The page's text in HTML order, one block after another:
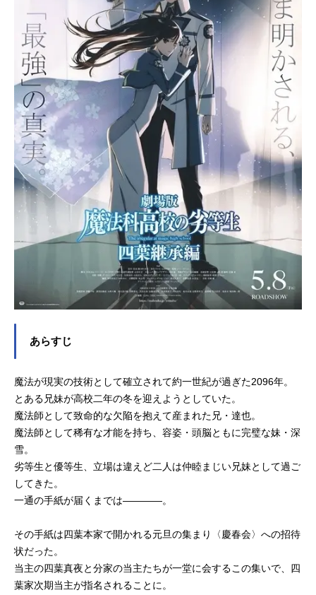
あらすじ
魔法が現実の技術として確立されて約一世紀が過ぎた2096年。
とある兄妹が高校二年の冬を迎えようとしていた。
魔法師として致命的な欠陥を抱えて産まれた兄・達也。
魔法師として稀有な才能を持ち、容姿・頭脳ともに完璧な妹・深
雪。
劣等生と優等生、立場は違えど二人は仲睦まじい兄妹として過ご
してきた。
一通の手紙が届くまでは――――。
その手紙は四葉本家で開かれる元旦の集まり〈慶春会〉への招待
状だった。
当主の四葉真夜と分家の当主たちが一堂に会するこの集いで、四
葉家次期当主が指名されることに。